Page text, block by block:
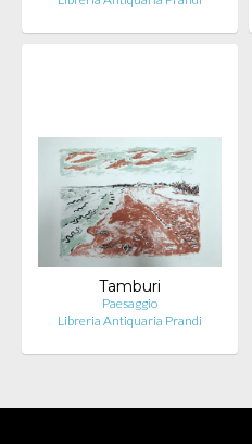
Tamburi
Paesaggio
Libreria Antiquaria Prandi